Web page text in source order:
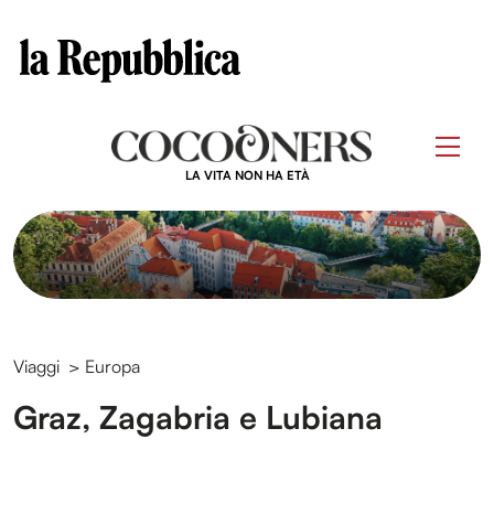
LA VITA NON HA ETÀ
Viaggi > Europa
Graz, Zagabria e Lubiana